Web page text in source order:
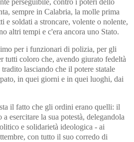
sempre in Calabria, la molle prima
e soldati a stroncare, volente o nolente,
altri tempi e c'era ancora uno Stato.
per i funzionari di polizia, per gli
tutti coloro che, avendo giurato fedeltà
lasciando che il potere statale
in quei giorni e in quei luoghi, dai
il fatto che gli ordini erano quelli: il
esercitare la sua potestà, delegandola
e solidarietà ideologica - ai
con tutto il suo corredo di